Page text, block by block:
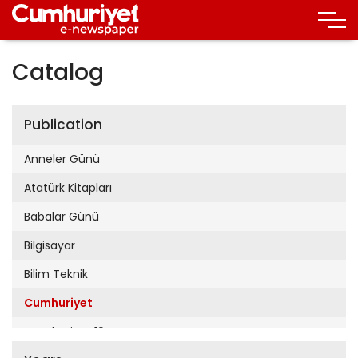
Catalog
Publication
Anneler Günü
Atatürk Kitapları
Babalar Günü
Bilgisayar
Bilim Teknik
Cumhuriyet
Cumhuriyet 19 Mayıs